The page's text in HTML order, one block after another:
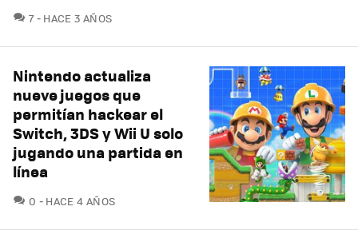
7COMENTARIOS
HACE 3 AÑOS
Nintendo actualiza
nueve juegos que
permitían hackear el
Switch, 3DS y Wii U solo
jugando una partida en
línea
0 COMENTARIOS
HACE 4 AÑOS